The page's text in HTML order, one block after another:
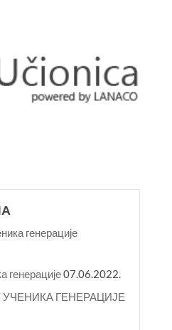
генерације
генерације07.06.2022.
ГЕНЕРАЦИЈЕ